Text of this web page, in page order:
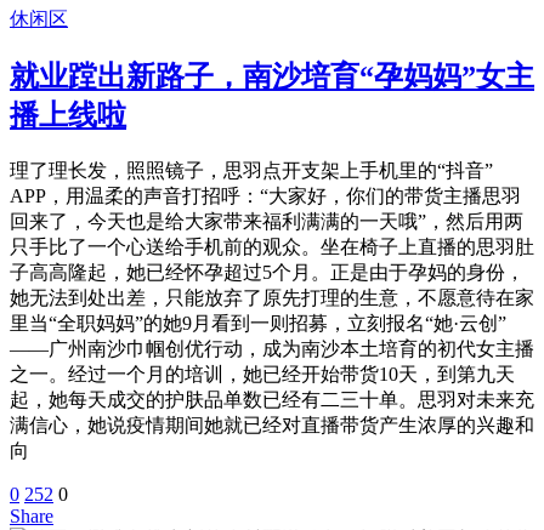
休闲区
就业蹚出新路子，南沙培育“孕妈妈”女主
播上线啦
理了理长发，照照镜子，思羽点开支架上手机里的“抖音”
APP，用温柔的声音打招呼：“大家好，你们的带货主播思羽
回来了，今天也是给大家带来福利满满的一天哦”，然后用两
只手比了一个心送给手机前的观众。坐在椅子上直播的思羽肚
子高高隆起，她已经怀孕超过5个月。正是由于孕妈的身份，
她无法到处出差，只能放弃了原先打理的生意，不愿意待在家
里当“全职妈妈”的她9月看到一则招募，立刻报名“她·云创”
——广州南沙巾帼创优行动，成为南沙本土培育的初代女主播
之一。经过一个月的培训，她已经开始带货10天，到第九天
起，她每天成交的护肤品单数已经有二三十单。思羽对未来充
满信心，她说疫情期间她就已经对直播带货产生浓厚的兴趣和
向
0 252 0
Share